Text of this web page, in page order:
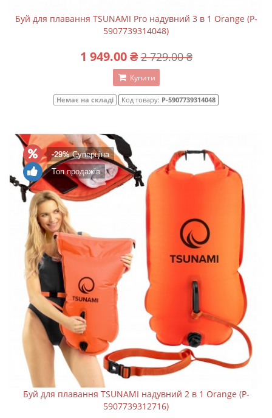
Буй для плавання TSUNAMI Pro надувний 3 в 1 Orange (P-
5907739314048)
1 949.00 ₴ 2 729.00 ₴
Купити
Немає на складі Код товару: P-5907739314048
-29%Суперціна
Топ продажів
Буй для плавання TSUNAMI надувний 2 в 1 Orange (P-
5907739312716)